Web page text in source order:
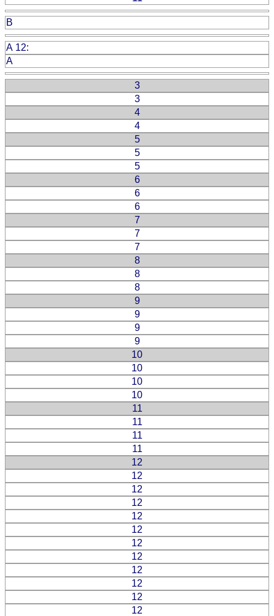
B
A 12:
A
3
3
4
4
5
5
5
6
6
6
7
7
7
8
8
8
9
9
9
9
10
10
10
10
11
11
11
11
12
12
12
12
12
12
12
12
12
12
12
12